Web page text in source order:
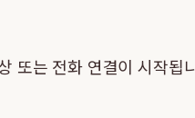
또는 전화 연결이 시작